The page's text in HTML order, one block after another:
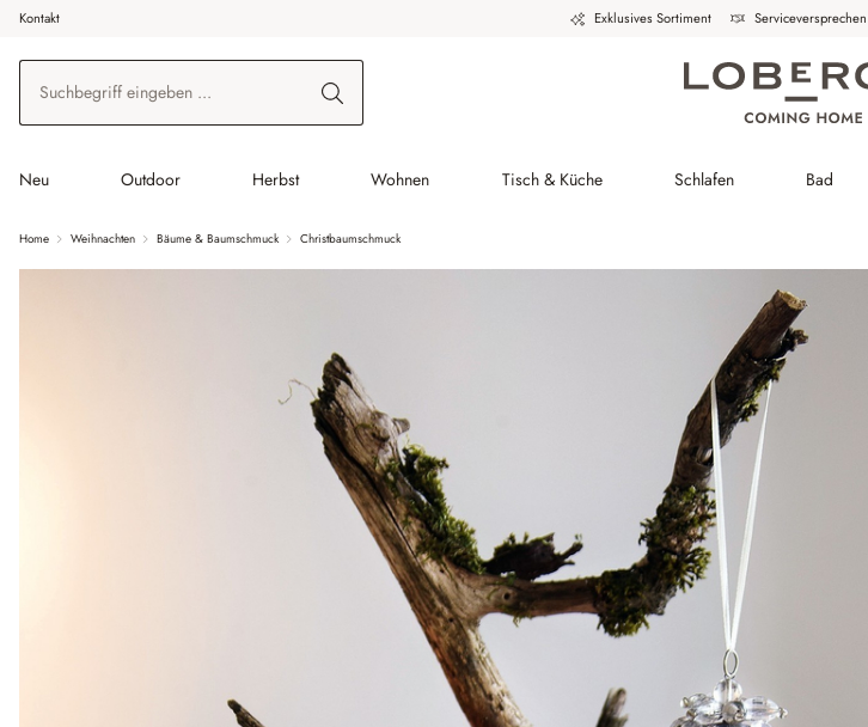
Hauptinhalt springen
Zur Suche springen
Zur Hauptnavigation springen
Kontakt Exklusives Sortiment Serviceversprechen
Neu Outdoor Herbst Wohnen Tisch & Küche Schlafen Bad
Home Weihnachten Bäume & Baumschmuck Christbaumschmuck